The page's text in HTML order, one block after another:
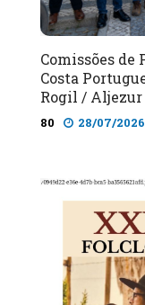
Comissões de
Costa
Rogil / Aljezur
80 28/07/2026